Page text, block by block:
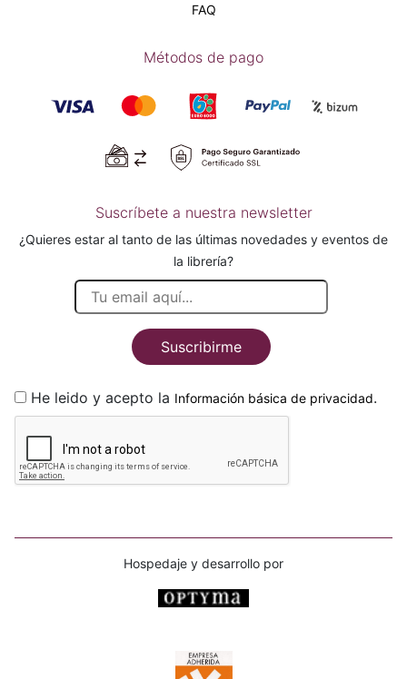
FAQ
Métodos de pago
Suscríbete a nuestra newsletter
¿Quieres estar al tanto de las últimas novedades y eventos de
la librería?
Suscribirme
He leido y acepto la Información básica de privacidad.
Hospedaje y desarrollo por